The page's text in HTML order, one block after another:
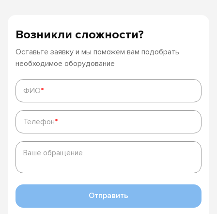
Возникли сложности?
Оставьте заявку и мы поможем вам подобрать
необходимое оборудование
ФИО*
ФИО*
Телефон*
Телефон*
Ваше
обращение
Ваше обращение
Отправить